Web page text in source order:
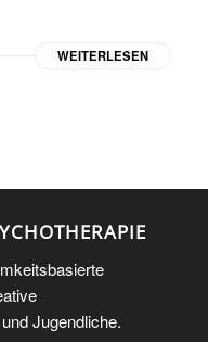
WEITERLESEN
Jugendliche.